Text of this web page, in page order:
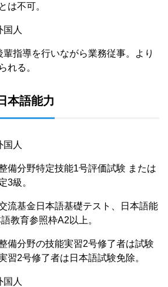
は不可。
人
輩指導を行いながら業務従事。より
れる。
本語能力
人
備分野特定技能1号評価試験 または
3級。
流基金日本語基礎テスト、日本語能
教育参照枠A2以上。
備分野の技能実習2号修了者は試験
習2号修了者は日本語試験免除。
人